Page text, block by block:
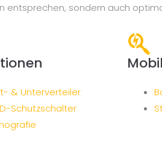
entsprechen, sondern auch
& Unterverteiler
Schutzschalter